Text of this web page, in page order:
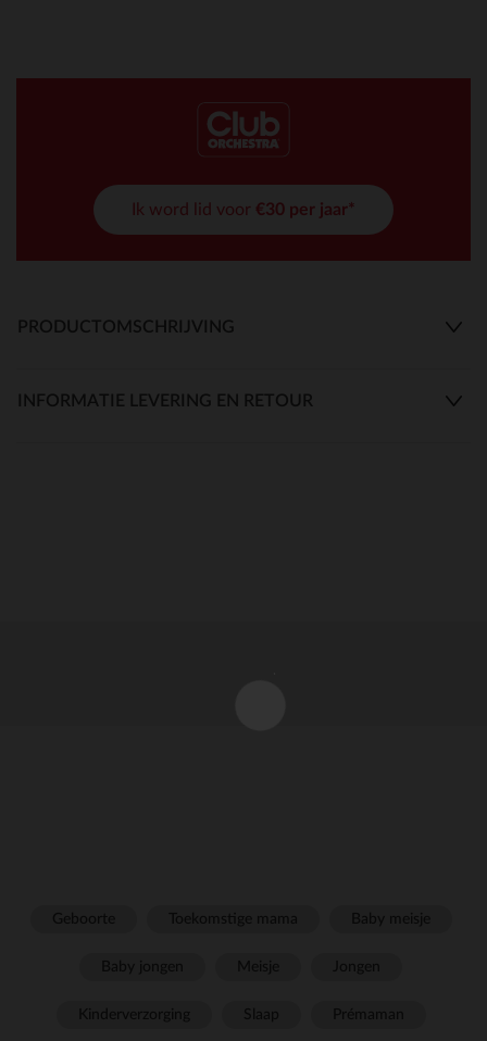
Ik word lid voor €30 per jaar*
PRODUCTOMSCHRIJVING
INFORMATIE LEVERING EN RETOUR